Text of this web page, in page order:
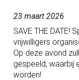
23 maart 2026
SAVE THE DATE!
vrijwilligers
Op deze avond
gespeeld, waarbij
worden!